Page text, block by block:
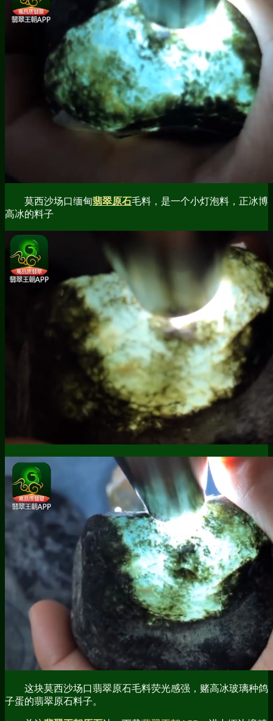
莫西沙场口缅甸翡翠原石毛料，是一个小灯泡料，正冰博
高冰的料子
这块莫西沙场口翡翠原石毛料荧光感强，赌高冰玻璃种鸽
子蛋的翡翠原石料子。